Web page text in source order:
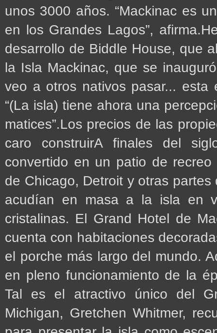
unos 3000 años. “Mackinac es
en los Grandes Lagos”,
desarrollo de Biddle House, que
la Isla Mackinac, que se
veo a otros nativos pasar... esta
“(La isla) tiene ahora una
matices”.Los precios de las
caro construirA finales del
convertido en un patio de
de Chicago, Detroit y otras
acudían en masa a la isla en
cristalinas. El Grand Hotel de
cuenta con habitaciones
el porche más largo del mundo.
en pleno funcionamiento de la
Tal es el atractivo único del
Michigan, Gretchen Whitmer,